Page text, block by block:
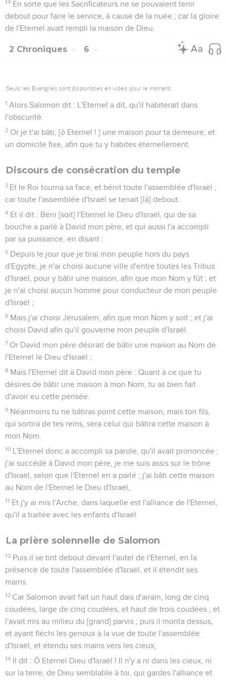
14 En sorte que les Sacrificateurs ne se pouvaient tenir
debout pour faire le service, à cause de la nuée ; car la gloire
de l'Eternel avait rempli la maison de Dieu.
2 Chroniques 6
Seuls les Évangiles sont disponibles en vidéo pour le moment.
1 Alors Salomon dit : L'Eternel a dit, qu'il habiterait dans
l'obscurité.
2 Or je t'ai bâti, [ô Eternel ! ] une maison pour ta demeure, et
un domicile fixe, afin que tu y habites éternellement.
Discours de consécration du temple
3 Et le Roi tourna sa face, et bénit toute l'assemblée d'Israël ;
car toute l'assemblée d'Israël se tenait [là] debout.
4 Et il dit : Béni [soit] l'Eternel le Dieu d'Israël, qui de sa
bouche a parlé à David mon père, et qui aussi l'a accompli
par sa puissance, en disant :
5 Depuis le jour que je tirai mon peuple hors du pays
d'Egypte, je n'ai choisi aucune ville d'entre toutes les Tribus
d'Israël, pour y bâtir une maison, afin que mon Nom y fût ; et
je n'ai choisi aucun homme pour conducteur de mon peuple
d'Israël ;
6 Mais j'ai choisi Jérusalem, afin que mon Nom y soit ; et j'ai
choisi David afin qu'il gouverne mon peuple d'Israël.
7 Or David mon père désirait de bâtir une maison au Nom de
l'Eternel le Dieu d'Israël ;
8 Mais l'Eternel dit à David mon père : Quant à ce que tu
désires de bâtir une maison à mon Nom, tu as bien fait
d'avoir eu cette pensée.
9 Néanmoins tu ne bâtiras point cette maison, mais ton fils,
qui sortira de tes reins, sera celui qui bâtira cette maison à
mon Nom.
10 L'Eternel donc a accompli sa parole, qu'il avait prononcée ;
j'ai succédé à David mon père, je me suis assis sur le trône
d'Israël, selon que l'Eternel en a parlé ; j'ai bâti cette maison
au Nom de l'Eternel le Dieu d'Israël,
11 Et j'y ai mis l'Arche, dans laquelle est l'alliance de l'Eternel,
qu'il a traitée avec les enfants d'Israël.
La prière solennelle de Salomon
12 Puis il se tint debout devant l'autel de l'Eternel, en la
présence de toute l'assemblée d'Israël, et il étendit ses
mains.
13 Car Salomon avait fait un haut dais d'airain, long de cinq
coudées, large de cinq coudées, et haut de trois coudées ; et
l'avait mis au milieu du [grand] parvis ; puis il monta dessus,
et ayant fléchi les genoux à la vue de toute l'assemblée
d'Israël, et étendu ses mains vers les cieux,
14 Il dit : Ô Eternel Dieu d'Israël ! Il n'y a ni dans les cieux, ni
sur la terre, de Dieu semblable à toi, qui gardes l'alliance et